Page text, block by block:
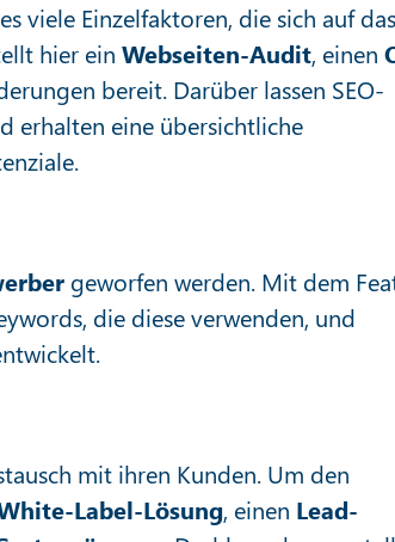
viele Einzelfaktoren, die sich auf das
hier ein Webseiten-Audit, einen
bereit. Darüber lassen SEO-
erhalten eine übersichtliche
geworfen werden. Mit dem
die diese verwenden, und
mit ihren Kunden. Um den
Label-Lösung, einen Lead-